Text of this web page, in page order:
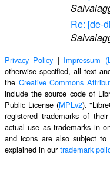
Re: [de-
Privacy Policy | Impressum
otherwise specified, all text
the Creative Commons
include the source code of
Public License (MPLv2).
registered trademarks of
actual use as trademarks in
and icons are also subject
explained in ourtrademark